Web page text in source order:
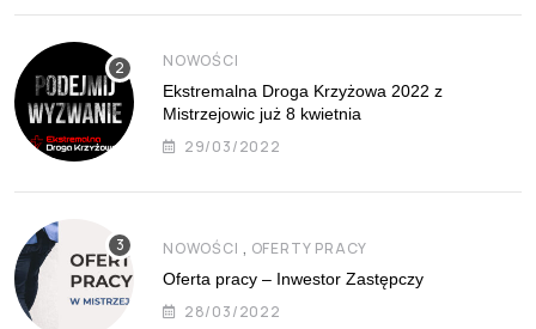
NOWOŚCI
Ekstremalna Droga Krzyżowa 2022 z
Mistrzejowic już 8 kwietnia
29/03/2022
NOWOŚCI , OFERTY PRACY
Oferta pracy – Inwestor Zastępczy
28/03/2022